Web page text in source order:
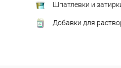
Шпатлевки и
Добавки для